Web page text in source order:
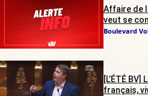
Affaire de
veut se
Boulevard
[L’ÉTÉ
français,